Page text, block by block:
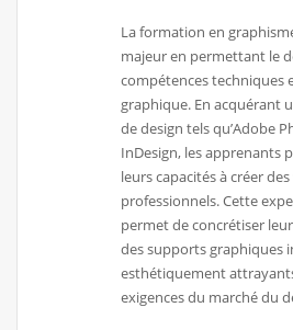
La formation en
majeur en permettant le
compétences techniques
graphique. En acquérant
de design tels qu’Adobe
InDesign, les apprenants
leurs capacités à créer
professionnels. Cette
permet de concrétiser
des supports graphiques
esthétiquement
exigences du marché du